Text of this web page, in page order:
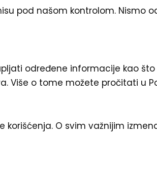
pod našom kontrolom. Nismo
određene informacije kao
Više o tome možete pročitati u
O svim važnijim